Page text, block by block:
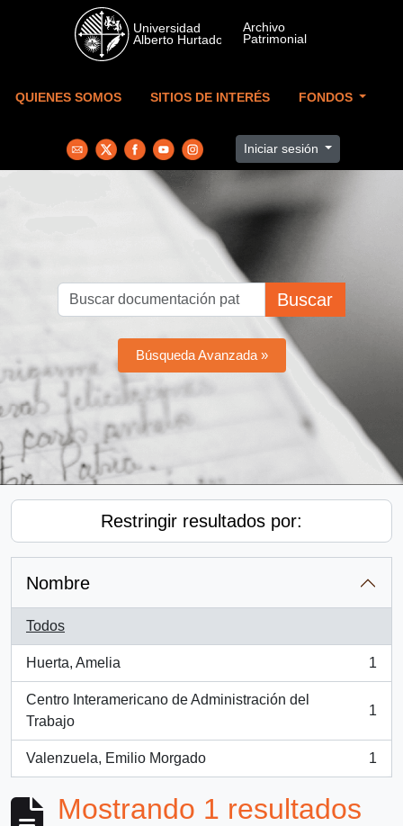
Skip to main content
QUIENES SOMOS SITIOS DE INTERÉS FONDOS
Iniciar sesión
Buscar
Búsqueda Avanzada »
Restringir resultados por:
Nombre
Todos
Huerta, Amelia
, 1 resultados
1
Centro Interamericano de Administración del
Trabajo
, 1 resultados
1
Valenzuela, Emilio Morgado
, 1 resultados
1
Mostrando 1 resultados